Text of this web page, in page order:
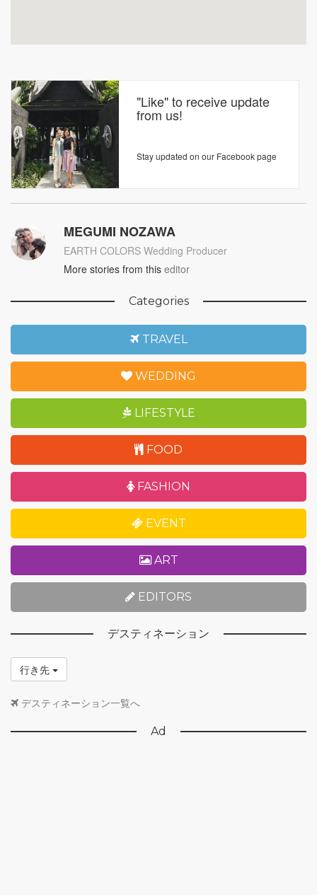
"Like" to receive update
from us!
Stay updated on our Facebook page
MEGUMI NOZAWA
EARTH COLORS Wedding Producer
More stories from this editor
Categories
TRAVEL
WEDDING
LIFESTYLE
FOOD
FASHION
EVENT
ART
EDITORS
デスティネーション
行き先
デスティネーション一覧へ
Ad